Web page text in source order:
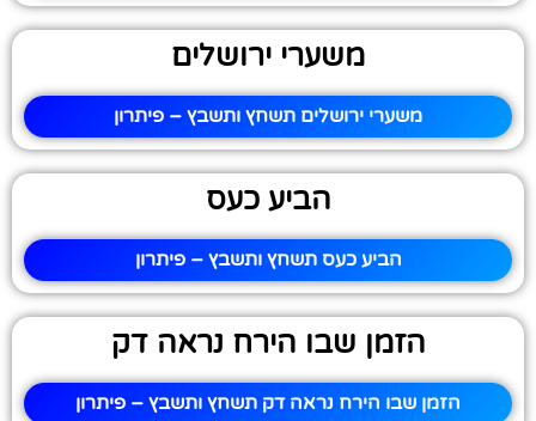
משערי ירושלים
משערי ירושלים תשחץ ותשבץ – פיתרון
הביע כעס
הביע כעס תשחץ ותשבץ – פיתרון
הזמן שבו הירח נראה דק
הזמן שבו הירח נראה דק תשחץ ותשבץ – פיתרון